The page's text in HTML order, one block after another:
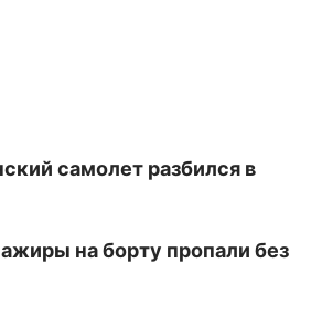
самолет разбился в
на борту пропали без